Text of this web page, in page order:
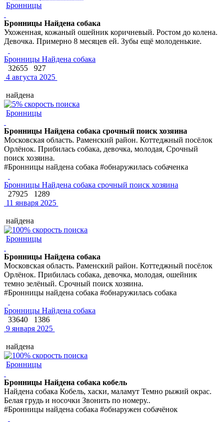
Бронницы
Бронницы Найдена собака
Ухоженная, кожаный ошейник коричневый. Ростом до колена.
Девочка. Примерно 8 месяцев ей. Зубы ещё молоденькие.
Бронницы Найдена собака
32655
927
4 августа 2025
найдена
Бронницы
Бронницы Найдена собака срочный поиск хозяина
Московская область. Раменский район. Коттеджный посёлок
Орлёнок. Прибилась собака, девочка, молодая, Срочный
поиск хозяина.
#Бронницы найдена собака #обнаружилась собаченка
Бронницы Найдена собака срочный поиск хозяина
27925
1289
11 января 2025
найдена
Бронницы
Бронницы Найдена собака
Московская область. Раменский район. Коттеджный посёлок
Орлёнок. Прибилась собака, девочка, молодая, ошейник
темно зелёный. Срочный поиск хозяина.
#Бронницы найдена собака #обнаружилась собака
Бронницы Найдена собака
33640
1386
9 января 2025
найдена
Бронницы
Бронницы Найдена собака кобель
Найдена собака Кобель, хаски, маламут Темно рыжий окрас.
Белая грудь и носочки Звонить по номеру..
#Бронницы найдена собака #обнаружен собачёнок